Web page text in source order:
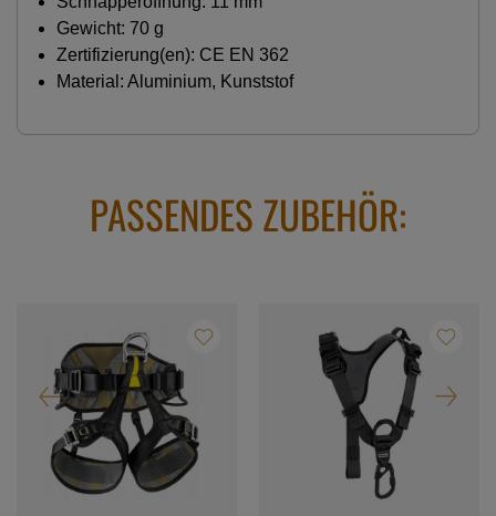
Gewicht: 70 g
Zertifizierung(en): CE EN 362
Material: Aluminium, Kunststof
PASSENDES ZUBEHÖR: